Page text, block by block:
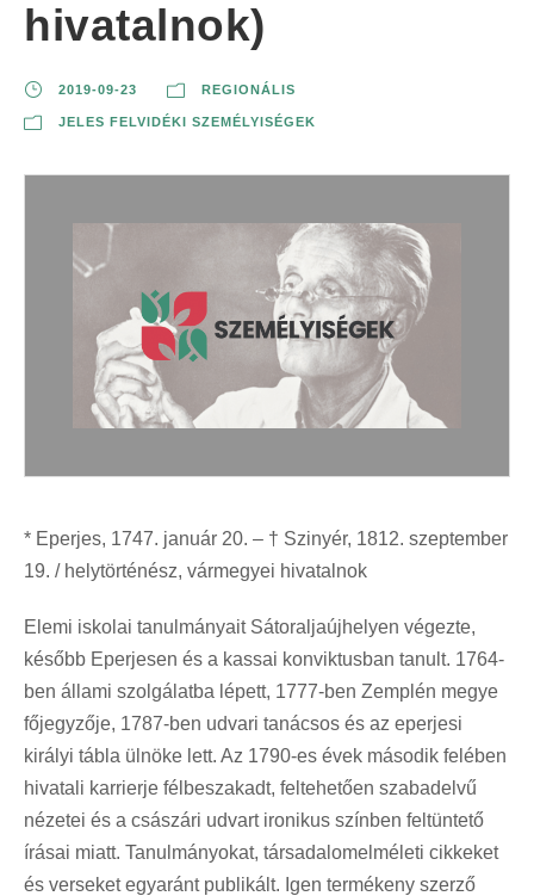
hivatalnok)
2019-09-23 REGIONÁLIS
JELES FELVIDÉKI SZEMÉLYISÉGEK
* Eperjes, 1747. január 20. – † Szinyér, 1812. szeptember
19. / helytörténész, vármegyei hivatalnok
Elemi iskolai tanulmányait Sátoraljaújhelyen végezte,
később Eperjesen és a kassai konviktusban tanult. 1764-
ben állami szolgálatba lépett, 1777-ben Zemplén megye
főjegyzője, 1787-ben udvari tanácsos és az eperjesi
királyi tábla ülnöke lett. Az 1790-es évek második felében
hivatali karrierje félbeszakadt, feltehetően szabadelvű
nézetei és a császári udvart ironikus színben feltüntető
írásai miatt. Tanulmányokat, társadalomelméleti cikkeket
és verseket egyaránt publikált. Igen termékeny szerző